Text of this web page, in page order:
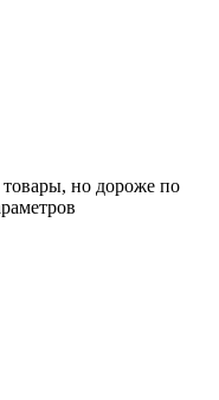
но дороже по